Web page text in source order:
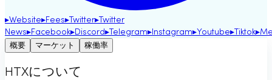
▸Website▸Fees▸ Twitter▸ Twitter
News▸Facebook▸Discord▸ Telegram▸ Instagram▸Youtube▸ Tiktok▸
概要
マーケット 稼働率
HTXについて